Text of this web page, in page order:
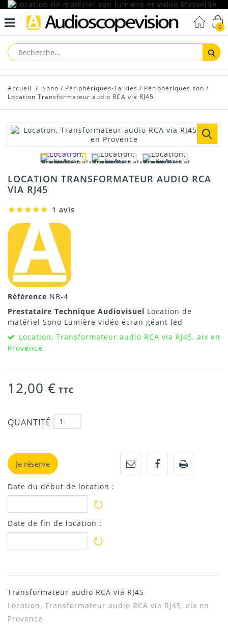
0
Accueil / Sono / Périphériques-Talkies / Périphériques son /
Location Transformateur audio RCA via RJ45
LOCATION TRANSFORMATEUR AUDIO RCA
VIA RJ45
1 avis
Référence NB-4
Prestataire Technique Audiovisuel Location de
matériel Sono Lumière vidéo écran géant led
Location, Transformateur audio RCA via RJ45, aix en
Provence
12,00 € TTC
QUANTITÉ
Je réserve
Date du début de location :
Date de fin de location :
Transformateur audio RCA via RJ45
Location, Transformateur audio RCA via RJ45, aix en
Provence